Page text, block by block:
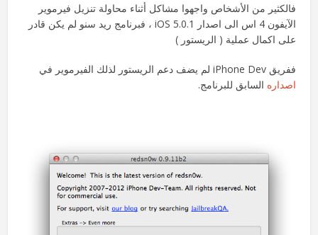
فالكثير من الأشخاص واجهوا مشاكل أثناء محاولة تنزيل فيرموير
الآيفون 4 اس الى اصدار iOS 5.0.1 ، فبرنامج ريد سنو لم يكن قادر
على اكمال عملية ( الريستور )
ففريق iPhone Dev لم يضف دعم الريستور لذلك الفيرموير في
اصداره السابق للبرنامج.